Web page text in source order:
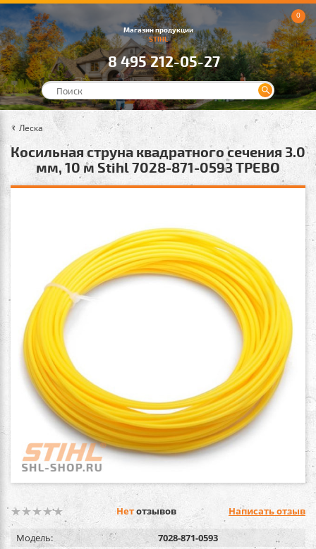
Магазин продукции
STIHL
8 495 212-05-27
0
Леска
Косильная струна квадратного сечения 3.0
мм, 10 м Stihl 7028-871-0593 ТРЕВО
Нетотзывов Написать отзыв
Модель:
7028-871-0593